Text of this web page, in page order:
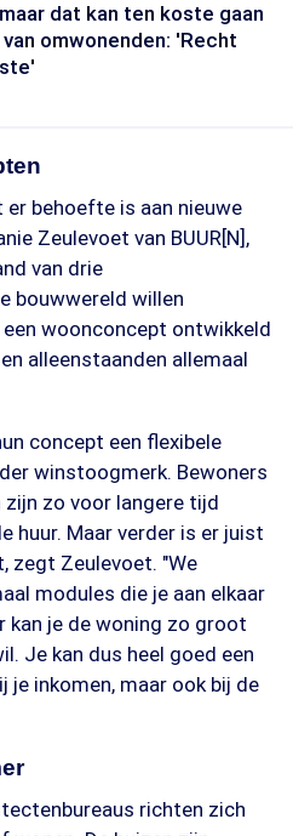
dat kan ten koste gaan
omwonenden: 'Recht
behoefte is aan nieuwe
Zeulevoet van BUUR[N],
van drie
bouwwereld willen
een woonconcept ontwikkeld
alleenstaanden allemaal
concept een flexibele
winstoogmerk. Bewoners
zo voor langere tijd
huur. Maar verder is er juist
zegt Zeulevoet. "We
modules die je aan elkaar
kan je de woning zo groot
Je kan dus heel goed een
je inkomen, maar ook bij de
richten zich